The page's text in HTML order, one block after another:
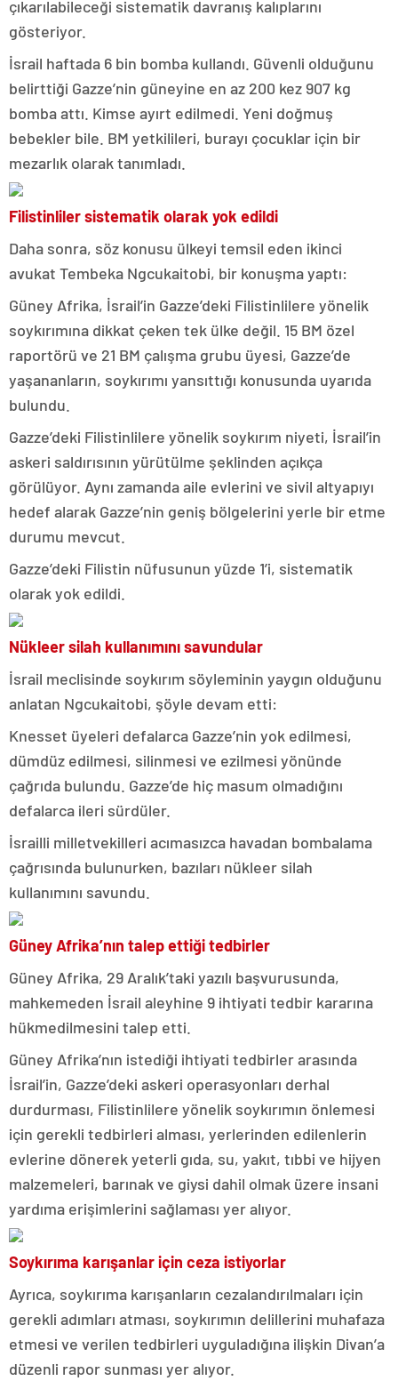
çıkarılabileceği sistematik davranış kalıplarını
gösteriyor.
İsrail haftada 6 bin bomba kullandı. Güvenli olduğunu
belirttiği Gazze’nin güneyine en az 200 kez 907 kg
bomba attı. Kimse ayırt edilmedi. Yeni doğmuş
bebekler bile. BM yetkilileri, burayı çocuklar için bir
mezarlık olarak tanımladı.
Filistinliler sistematik olarak yok edildi
Daha sonra, söz konusu ülkeyi temsil eden ikinci
avukat Tembeka Ngcukaitobi, bir konuşma yaptı:
Güney Afrika, İsrail’in Gazze’deki Filistinlilere yönelik
soykırımına dikkat çeken tek ülke değil. 15 BM özel
raportörü ve 21 BM çalışma grubu üyesi, Gazze’de
yaşananların, soykırımı yansıttığı konusunda uyarıda
bulundu.
Gazze’deki Filistinlilere yönelik soykırım niyeti, İsrail’in
askeri saldırısının yürütülme şeklinden açıkça
görülüyor. Aynı zamanda aile evlerini ve sivil altyapıyı
hedef alarak Gazze’nin geniş bölgelerini yerle bir etme
durumu mevcut.
Gazze’deki Filistin nüfusunun yüzde 1’i, sistematik
olarak yok edildi.
Nükleer silah kullanımını savundular
İsrail meclisinde soykırım söyleminin yaygın olduğunu
anlatan Ngcukaitobi, şöyle devam etti:
Knesset üyeleri defalarca Gazze’nin yok edilmesi,
dümdüz edilmesi, silinmesi ve ezilmesi yönünde
çağrıda bulundu. Gazze’de hiç masum olmadığını
defalarca ileri sürdüler.
İsrailli milletvekilleri acımasızca havadan bombalama
çağrısında bulunurken, bazıları nükleer silah
kullanımını savundu.
Güney Afrika’nın talep ettiği tedbirler
Güney Afrika, 29 Aralık’taki yazılı başvurusunda,
mahkemeden İsrail aleyhine 9 ihtiyati tedbir kararına
hükmedilmesini talep etti.
Güney Afrika’nın istediği ihtiyati tedbirler arasında
İsrail’in, Gazze’deki askeri operasyonları derhal
durdurması, Filistinlilere yönelik soykırımın önlemesi
için gerekli tedbirleri alması, yerlerinden edilenlerin
evlerine dönerek yeterli gıda, su, yakıt, tıbbi ve hijyen
malzemeleri, barınak ve giysi dahil olmak üzere insani
yardıma erişimlerini sağlaması yer alıyor.
Soykırıma karışanlar için ceza istiyorlar
Ayrıca, soykırıma karışanların cezalandırılmaları için
gerekli adımları atması, soykırımın delillerini muhafaza
etmesi ve verilen tedbirleri uyguladığına ilişkin Divan’a
düzenli rapor sunması yer alıyor.